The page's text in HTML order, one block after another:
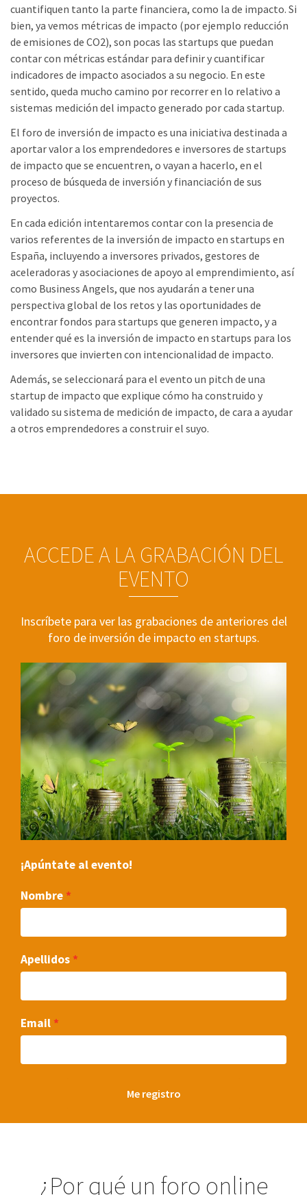
cuantifiquen tanto la parte financiera, como la de impacto. Si
bien, ya vemos métricas de impacto (por ejemplo reducción
de emisiones de CO2), son pocas las startups que puedan
contar con métricas estándar para definir y cuantificar
indicadores de impacto asociados a su negocio. En este
sentido, queda mucho camino por recorrer en lo relativo a
sistemas medición del impacto generado por cada startup.
El foro de inversión de impacto es una iniciativa destinada a
aportar valor a los emprendedores e inversores de startups
de impacto que se encuentren, o vayan a hacerlo, en el
proceso de búsqueda de inversión y financiación de sus
proyectos.
En cada edición intentaremos contar con la presencia de
varios referentes de la inversión de impacto en startups en
España, incluyendo a inversores privados, gestores de
aceleradoras y asociaciones de apoyo al emprendimiento, así
como Business Angels, que nos ayudarán a tener una
perspectiva global de los retos y las oportunidades de
encontrar fondos para startups que generen impacto, y a
entender qué es la inversión de impacto en startups para los
inversores que invierten con intencionalidad de impacto.
Además, se seleccionará para el evento un pitch de una
startup de impacto que explique cómo ha construido y
validado su sistema de medición de impacto, de cara a ayudar
a otros emprendedores a construir el suyo.
ACCEDE A LA GRABACIÓN DEL
EVENTO
Inscríbete para ver las grabaciones de anteriores del
foro de inversión de impacto en startups.
¡Apúntate al evento!
Nombre
Apellidos
Email
Me registro
¿Por qué un foro online